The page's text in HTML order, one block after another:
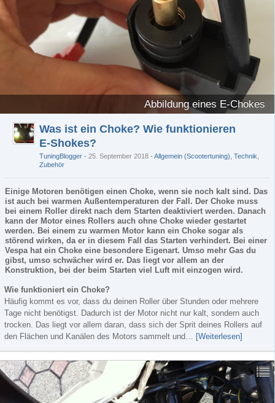
Abbildung eines E-Chokes
Was ist ein Choke? Wie funktionieren
E-Shokes?
TuningBlogger 25. September 2018 - Allgemein (Scootertuning) Technik
Zubehör
Einige Motoren benötigen einen Choke, wenn sie noch kalt sind. Das
ist auch bei warmen Außentemperaturen der Fall. Der Choke muss
bei einem Roller direkt nach dem Starten deaktiviert werden. Danach
kann der Motor eines Rollers auch ohne Choke wieder gestartet
werden. Bei einem zu warmen Motor kann ein Choke sogar als
störend wirken, da er in diesem Fall das Starten verhindert. Bei einer
Vespa hat ein Choke eine besondere Eigenart. Umso mehr Gas du
gibst, umso schwächer wird er. Das liegt vor allem an der
Konstruktion, bei der beim Starten viel Luft mit einzogen wird.
Wie funktioniert ein Choke?
Häufig kommt es vor, dass du deinen Roller über Stunden oder mehrere
Tage nicht benötigst. Dadurch ist der Motor nicht nur kalt, sondern auch
trocken. Das liegt vor allem daran, dass sich der Sprit deines Rollers auf
den Flächen und Kanälen des Motors sammelt und… [Weiterlesen]